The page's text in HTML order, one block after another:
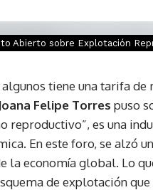
Abierto sobre Explotación
tiene una tarifa de
Felipe Torres puso
reproductivo”, es una
En este foro, se alzó
la economía global. Lo
de explotación